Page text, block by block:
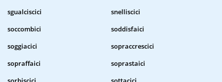
sgualciscici
snelliscici
soccombici
soddisfaici
soggiacici
sopraccrescici
sopraffaici
soprastaici